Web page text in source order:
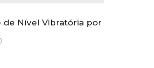
de Nível Vibratória por